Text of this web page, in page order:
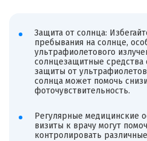
Защита от солнца:
пребывания на солнце,
ультрафиолетового
солнцезащитные
защиты от
солнца может помочь
фоточувствительность.
Регулярные медицинские
визиты к врачу могут
контролировать